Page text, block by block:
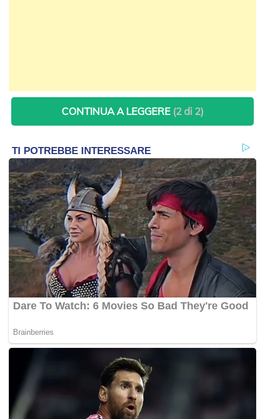
CONTINUA A LEGGERE (2 di 2)